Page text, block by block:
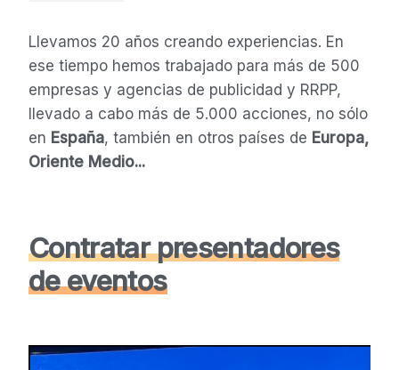
Llevamos 20 años creando experiencias. En
ese tiempo hemos trabajado para más de 500
empresas y agencias de publicidad y RRPP,
llevado a cabo más de 5.000 acciones, no sólo
en España, también en otros países de Europa,
Oriente Medio...
Contratar presentadores
de eventos